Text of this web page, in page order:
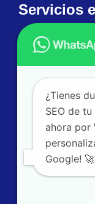
Servicios
Todo México
Ciudad de
Guadalajara
Monterrey
Cancún
Veracruz
Copyright © 2026
¿Tienes
SEO de
ahora por
Google! 🚀